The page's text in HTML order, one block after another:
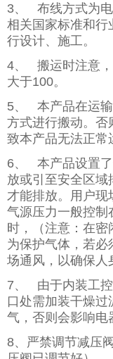
3、 布线方式为
相关国家标准和行
行设计、施工。
4、 搬运时注意，
大于100。
5、 本产品在运
方式进行搬动。否
致本产品无法正常
6、 本产品设置
放或引至安全区域
才能排放。用户现
气源压力一般控制
时，（注意：在
为保护气体，若
场通风，以确保人
7、 由于内装工
口处需加装干燥
气，否则会影响电
8、严禁调节减压